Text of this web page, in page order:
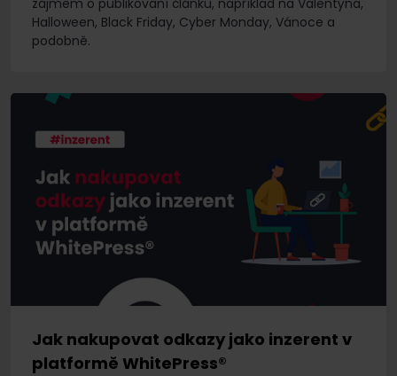
zájmem o publikování článků, například na Valentýna,
Halloween, Black Friday, Cyber Monday, Vánoce a
podobně.
Jak nakupovat odkazy jako inzerent v
platformě WhitePress®